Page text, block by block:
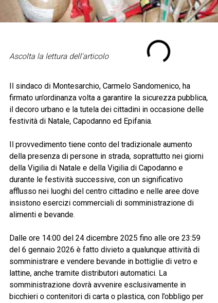
Ascolta la lettura dell'articolo
Il sindaco di Montesarchio, Carmelo Sandomenico, ha
firmato un’ordinanza volta a garantire la sicurezza pubblica,
il decoro urbano e la tutela dei cittadini in occasione delle
festività di Natale, Capodanno ed Epifania.
Il provvedimento tiene conto del tradizionale aumento
della presenza di persone in strada, soprattutto nei giorni
della Vigilia di Natale e della Vigilia di Capodanno e
durante le festività successive, con un significativo
afflusso nei luoghi del centro cittadino e nelle aree dove
insistono esercizi commerciali di somministrazione di
alimenti e bevande.
Dalle ore 14:00 del 24 dicembre 2025 fino alle ore 23:59
del 6 gennaio 2026 è fatto divieto a qualunque attività di
somministrare e vendere bevande in bottiglie di vetro e
lattine, anche tramite distributori automatici. La
somministrazione dovrà avvenire esclusivamente in
bicchieri o contenitori di carta o plastica, con l’obbligo per